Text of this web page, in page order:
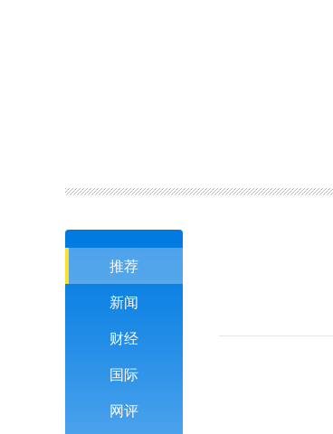
推荐
新闻
财经
国际
网评